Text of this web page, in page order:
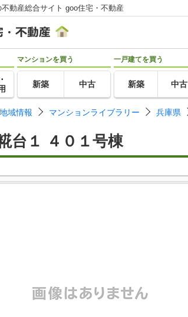
動産総合サイト goo住宅・不動産
マンションを買う
新築 中古
一戸建てを買う
新築 中古
地域情報 マンションライブラリー 兵庫県
台１ ４０１号棟